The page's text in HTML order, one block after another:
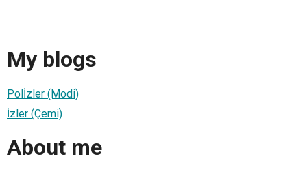
My blogs
Polİzler (Modi)
İzler (Çemi)
About me